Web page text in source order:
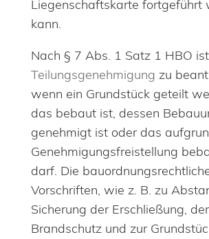
Liegenschaftskarte fortgeführt
kann.
Nach § 7 Abs. 1 Satz 1 HBO
Teilungsgenehmigung zu
wenn ein Grundstück geteilt
das bebaut ist, dessen
genehmigt ist oder das
Genehmigungsfreistellung
darf. Die
Vorschriften, wie z. B. zu
Sicherung der Erschließung,
Brandschutz und zur